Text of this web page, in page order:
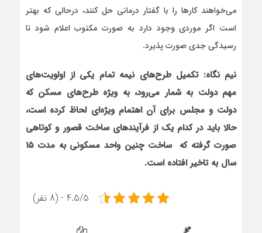
می‌خواهند کارها را با گفتار درمانی حل کنند، درحالی که بهتر
است اگر موردی وجود دارد به صورت مکتوب اعلام شود تا
رسیدگی جدی صورت پذیرد.
نیم نگاه: تکمیل طرح‌های نیمه تمام یکی از اولویت‌های
مهم دولت به شمار می‌رود، به ویژه طرح‌های مسکن که
دولت و مجلس برای آن اهتمام ویژه‌ای لحاظ کرده است،
حالا باید در کدام یک از فرآیندهای ساخت قصور و کوتاهی
صورت گرفته که ساخت چنین واحد مسکونی به مدت ۱۵
سال به تاخیر افتاده است.
4.5/5 - (8 نفر)